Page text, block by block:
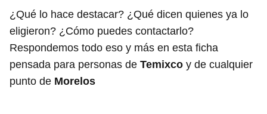
¿Qué lo hace destacar? ¿Qué dicen quienes ya lo
eligieron? ¿Cómo puedes contactarlo?
Respondemos todo eso y más en esta ficha
pensada para personas de Temixco y de cualquier
punto de Morelos